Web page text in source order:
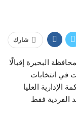
شارك
البحيرة إقبالًا
في انتخابات
الإدارية العليا
الفردية فقط